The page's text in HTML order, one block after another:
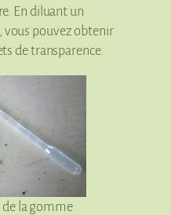
En diluant un
pouvez obtenir
de transparence.
de la gomme